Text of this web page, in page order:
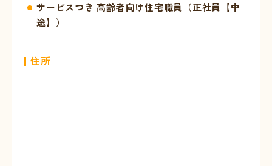
サービスつき 高齢者向け住宅職員（正社員【中
途】）
住所